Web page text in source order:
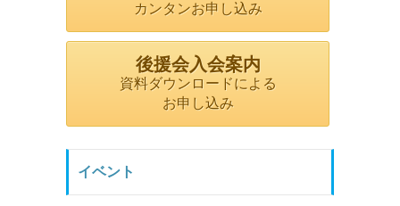
カンタンお申し込み
後援会入会案内
資料ダウンロードによる
お申し込み
イベント